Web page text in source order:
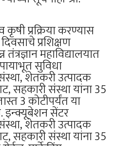
कृषी प्रक्रिया करण्यास
प्रशिक्षण
महाविद्यालयात
सुविधा
शेतकरी उत्पादक
सहकारी संस्था यांना 35
3 कोटीपर्यंत या
इन्क्यूबेशन सेंटर
शेतकरी उत्पादक
सहकारी संस्था यांना 35